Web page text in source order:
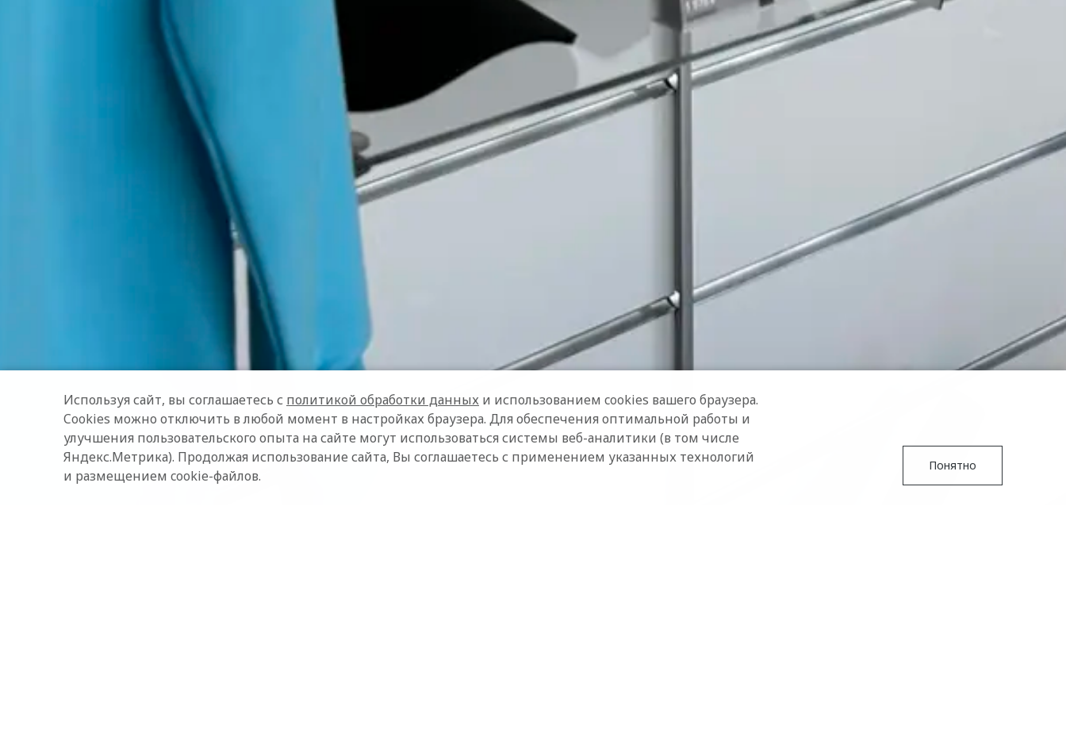
Используя сайт, вы соглашаетесь с политикой обработки данных и использованием cookies вашего браузера.
Cookies можно отключить в любой момент в настройках браузера. Для обеспечения оптимальной работы и
улучшения пользовательского опыта на сайте могут использоваться системы веб-аналитики (в том числе
Яндекс.Метрика). Продолжая использование сайта, Вы соглашаетесь с применением указанных технологий
и размещением cookie-файлов.
Понятно